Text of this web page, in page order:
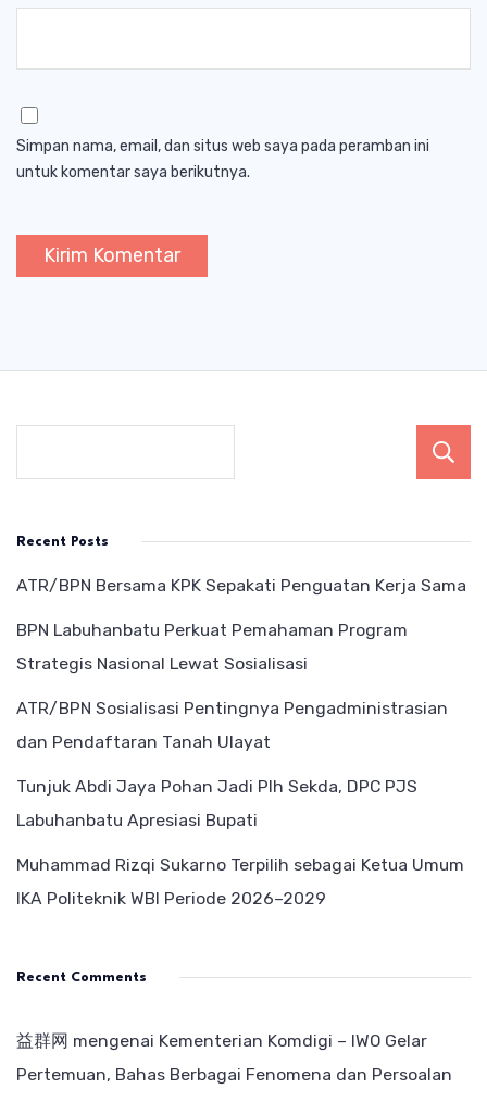
Simpan nama, email, dan situs web saya pada peramban ini
untuk komentar saya berikutnya.
Recent Posts
ATR/BPN Bersama KPK Sepakati Penguatan Kerja Sama
BPN Labuhanbatu Perkuat Pemahaman Program
Strategis Nasional Lewat Sosialisasi
ATR/BPN Sosialisasi Pentingnya Pengadministrasian
dan Pendaftaran Tanah Ulayat
Tunjuk Abdi Jaya Pohan Jadi Plh Sekda, DPC PJS
Labuhanbatu Apresiasi Bupati
Muhammad Rizqi Sukarno Terpilih sebagai Ketua Umum
IKA Politeknik WBI Periode 2026–2029
Recent Comments
益群网 mengenai Kementerian Komdigi – IWO Gelar
Pertemuan, Bahas Berbagai Fenomena dan Persoalan